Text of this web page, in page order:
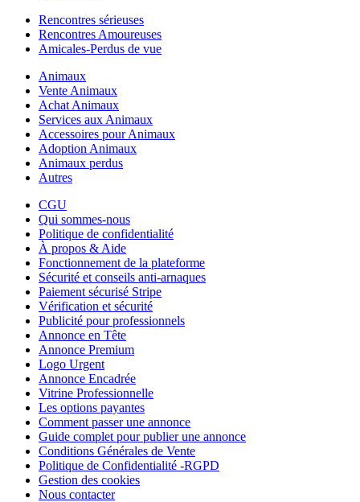
Rencontres sérieuses
Rencontres Amoureuses
Amicales-Perdus de vue
Animaux
Vente Animaux
Achat Animaux
Services aux Animaux
Accessoires pour Animaux
Adoption Animaux
Animaux perdus
Autres
CGU
Qui sommes-nous
Politique de confidentialité
À propos & Aide
Fonctionnement de la plateforme
Sécurité et conseils anti-arnaques
Paiement sécurisé Stripe
Vérification et sécurité
Publicité pour professionnels
Annonce en Tête
Annonce Premium
Logo Urgent
Annonce Encadrée
Vitrine Professionnelle
Les options payantes
Comment passer une annonce
Guide complet pour publier une annonce
Conditions Générales de Vente
Politique de Confidentialité -RGPD
Gestion des cookies
Nous contacter